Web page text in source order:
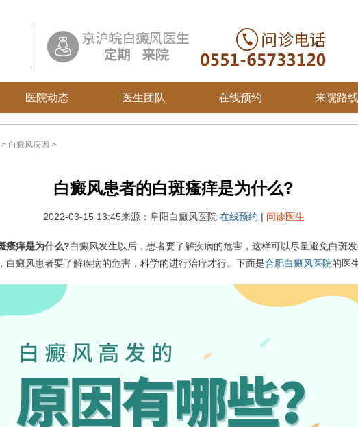
医院动态 医生团队 在线预约 来院路线
> 白癜风病因 >
白癜风患者的白斑瘙痒是为什么?
2022-03-15 13:45来源：阜阳白癜风医院 在线预约 | 问诊医生
瘙痒是为什么?白癜风发生以后，患者要了解疾病的危害，这样可以尽量避免白斑
白癜风患者要了解疾病的危害，科学的进行治疗才行。下面是合肥白癜风医院的医